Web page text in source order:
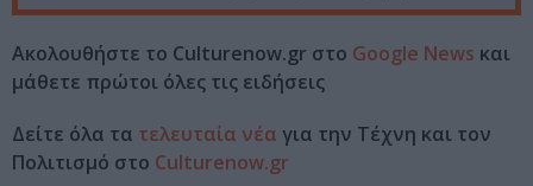
Ακολουθήστε το Culturenow.gr στο Google News και
μάθετε πρώτοι όλες τις ειδήσεις
Δείτε όλα τα τελευταία νέα για την Τέχνη και τον
Πολιτισμό στο Culturenow.gr